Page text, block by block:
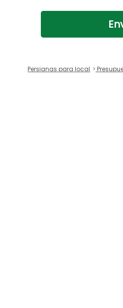
Persianas para local